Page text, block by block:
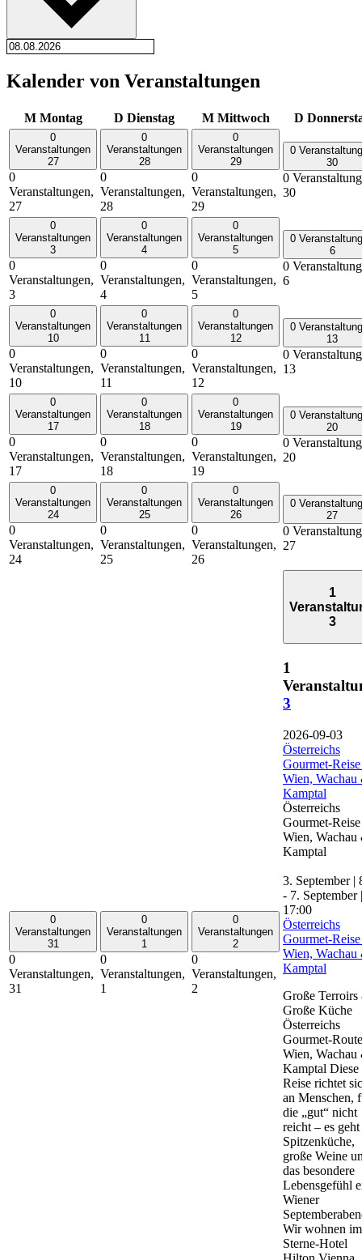
Kalender von Veranstaltungen
M Montag D Dienstag M Mittwoch D
0
Veranstaltungen
27
0
Veranstaltungen,
27
0
Veranstaltungen
28
0
Veranstaltungen,
28
0
Veranstaltungen
29
0
Veranstaltungen,
29
0
30
0
30
0
Veranstaltungen
3
0
Veranstaltungen,
3
0
Veranstaltungen
4
0
Veranstaltungen,
4
0
Veranstaltungen
5
0
Veranstaltungen,
5
0
6
0
6
0
Veranstaltungen
10
0
Veranstaltungen,
10
0
Veranstaltungen
11
0
Veranstaltungen,
11
0
Veranstaltungen
12
0
Veranstaltungen,
12
0
13
0
13
0
Veranstaltungen
17
0
Veranstaltungen,
17
0
Veranstaltungen
18
0
Veranstaltungen,
18
0
Veranstaltungen
19
0
Veranstaltungen,
19
0
20
0
20
0
Veranstaltungen
24
0
Veranstaltungen,
24
0
Veranstaltungen
25
0
Veranstaltungen,
25
0
Veranstaltungen
26
0
Veranstaltungen,
26
0
27
0
27
0
Veranstaltungen
31
0
Veranstaltungen,
31
0
Veranstaltungen
1
0
Veranstaltungen,
1
0
Veranstaltungen
2
0
Veranstaltungen,
2
1
3
1
3
2026-09-03
Österreichs
Gourmet-
Wien, Wachau
Kamptal
Österreichs
Gourmet-
Wien, Wachau
Kamptal
3. September |
- 7. September |
17:00
Österreichs
Gourmet-
Wien, Wachau
Kamptal
Große Terroirs
Große Küche
Österreichs
Gourmet-
Wien, Wachau
Kamptal Diese
Reise richtet
an Menschen,
die „gut“ nicht
reicht – es
Spitzenküche,
große Weine
das besondere
Lebensgefühl
Wiener
Wir wohnen
Sterne-Hotel